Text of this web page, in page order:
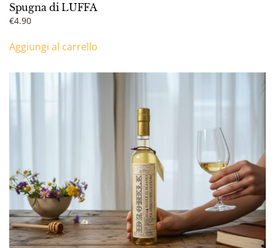
Spugna di LUFFA
€4.90
Aggiungi al carrello